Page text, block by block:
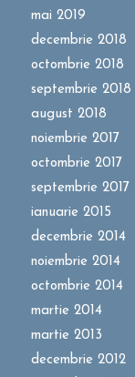
mai 2019
decembrie 2018
octombrie 2018
septembrie 2018
august 2018
noiembrie 2017
octombrie 2017
septembrie 2017
ianuarie 2015
decembrie 2014
noiembrie 2014
octombrie 2014
martie 2014
martie 2013
decembrie 2012